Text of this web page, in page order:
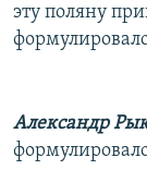
эту поляну
Александр